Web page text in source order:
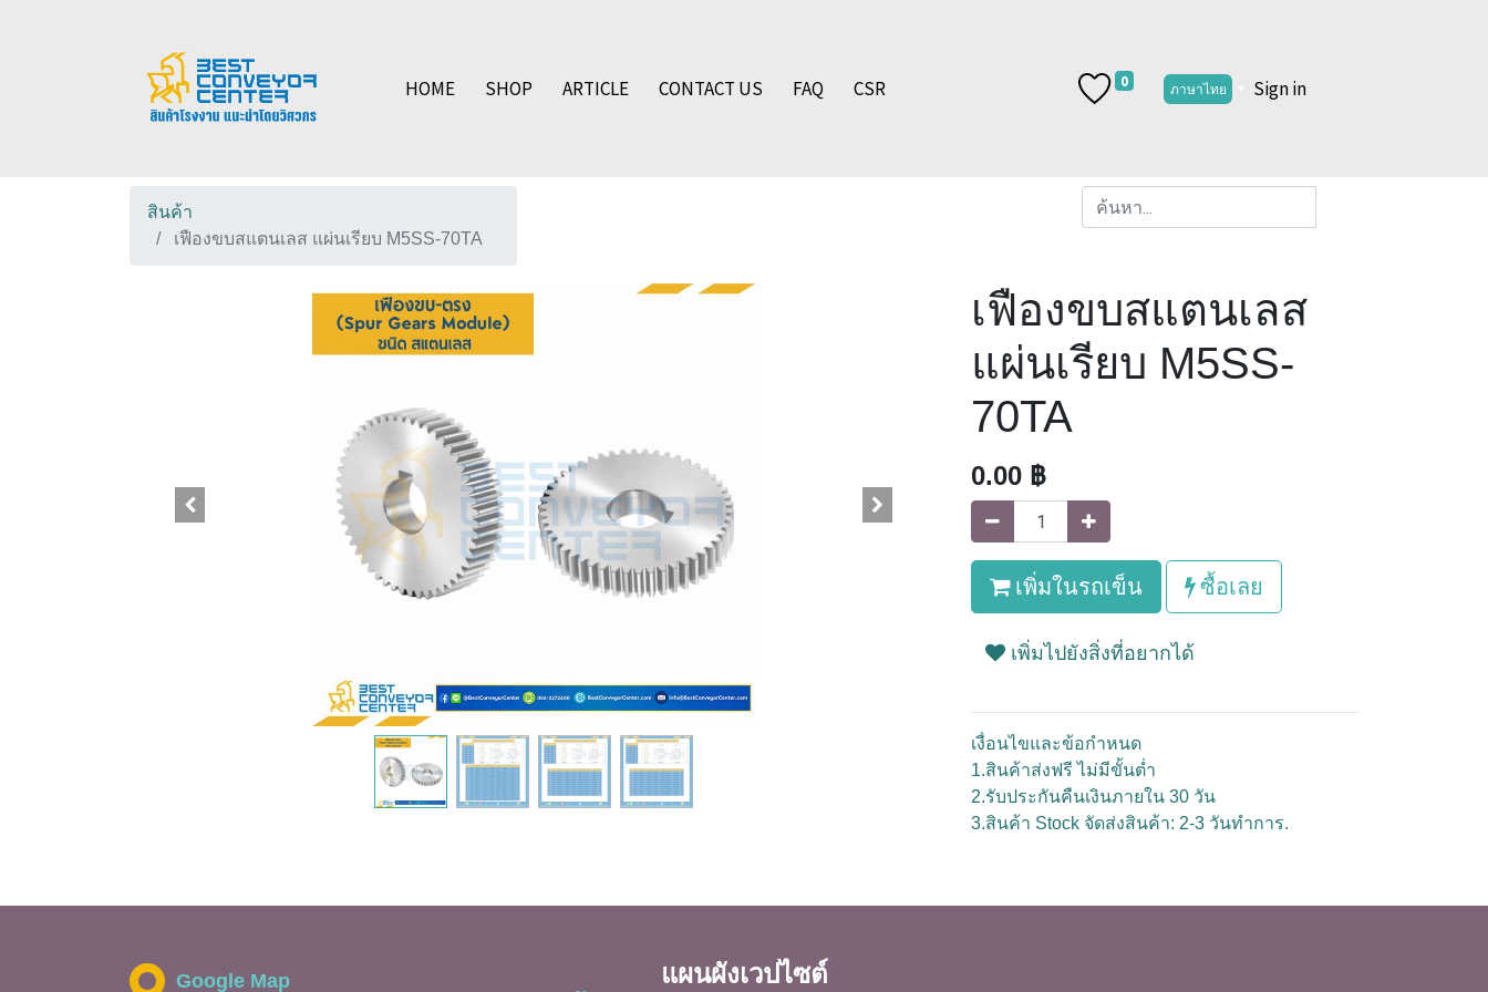
HOME SHOP ARTICLE CONTACT US FAQ CSR 0 ภาษาไทย Sign in
สินค้า
เฟืองขบสแตนเลส แผ่นเรียบ M5SS-70TA
เฟืองขบสแตนเลส
แผ่นเรียบ M5SS-
70TA
0.00 ฿
เพิ่มในรถเข็น ซื้อเลย
เพิ่มไปยังสิ่งที่อยากได้
เงื่อนไขและข้อกำหนด
1.สินค้าส่งฟรี ไม่มีขั้นต่ำ
2.รับประกันคืนเงินภายใน 30 วัน
3.สินค้า Stock จัดส่งสินค้า: 2-3 วันทำการ.
Google Map
แผนผังเวปไซต์